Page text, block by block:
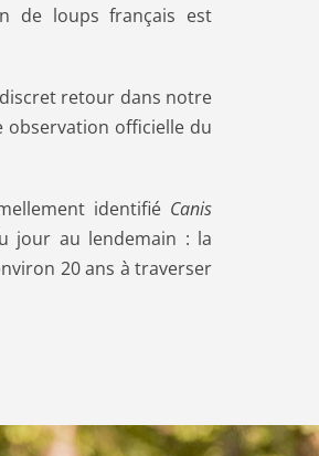
de loups français est
retour dans notre
observation officielle du
identifié Canis
jour au lendemain : la
20 ans à traverser